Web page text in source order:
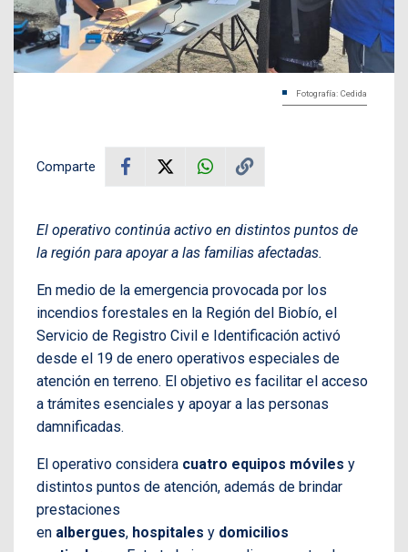
Fotografía: Cedida
Comparte
El operativo continúa activo en distintos puntos de
la región para apoyar a las familias afectadas.
En medio de la emergencia provocada por los
incendios forestales en la Región del Biobío, el
Servicio de Registro Civil e Identificación activó
desde el 19 de enero operativos especiales de
atención en terreno. El objetivo es facilitar el acceso
a trámites esenciales y apoyar a las personas
damnificadas.
El operativo considera cuatro equipos móviles y
distintos puntos de atención, además de brindar
prestaciones
en albergues, hospitales y domicilios